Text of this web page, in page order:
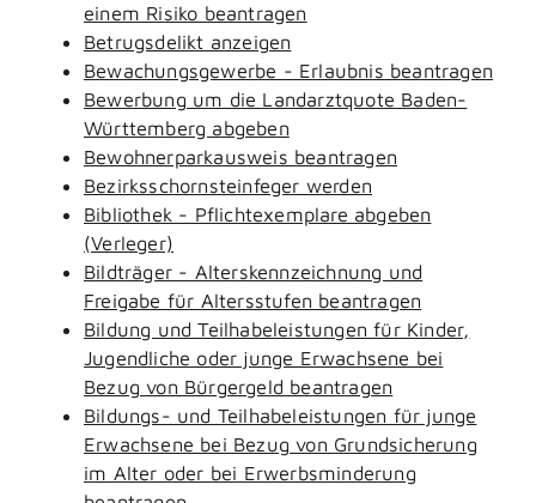
einem Risiko beantragen
Betrugsdelikt anzeigen
Bewachungsgewerbe - Erlaubnis beantragen
Bewerbung um die Landarztquote Baden-
Württemberg abgeben
Bewohnerparkausweis beantragen
Bezirksschornsteinfeger werden
Bibliothek - Pflichtexemplare abgeben
(Verleger)
Bildträger - Alterskennzeichnung und
Freigabe für Altersstufen beantragen
Bildung und Teilhabeleistungen für Kinder,
Jugendliche oder junge Erwachsene bei
Bezug von Bürgergeld beantragen
Bildungs- und Teilhabeleistungen für junge
Erwachsene bei Bezug von Grundsicherung
im Alter oder bei Erwerbsminderung